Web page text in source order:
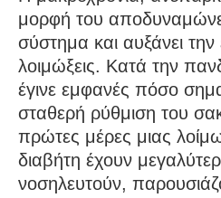
μορφή του
σύστημα και αυξάνει
λοιμώξεις. Κατά την
έγινε εμφανές πόσο
σταθερή ρύθμιση του
πρώτες μέρες μιας
διαβήτη έχουν
νοσηλευτούν,